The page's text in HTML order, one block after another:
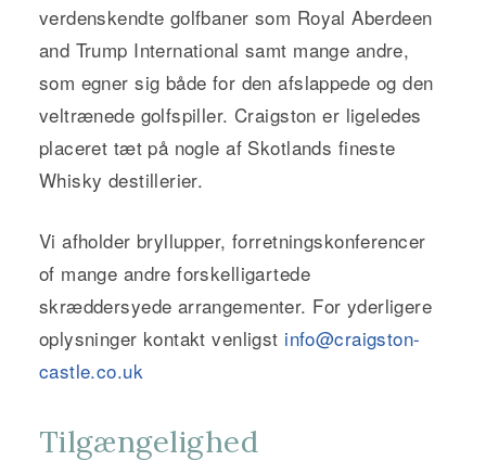
verdenskendte golfbaner som Royal Aberdeen
and Trump International samt mange andre,
som egner sig både for den afslappede og den
veltrænede golfspiller. Craigston er ligeledes
placeret tæt på nogle af Skotlands fineste
Whisky destillerier.
Vi afholder bryllupper, forretningskonferencer
of mange andre forskelligartede
skræddersyede arrangementer. For yderligere
oplysninger kontakt venligst info@craigston-
castle.co.uk
Tilgængelighed